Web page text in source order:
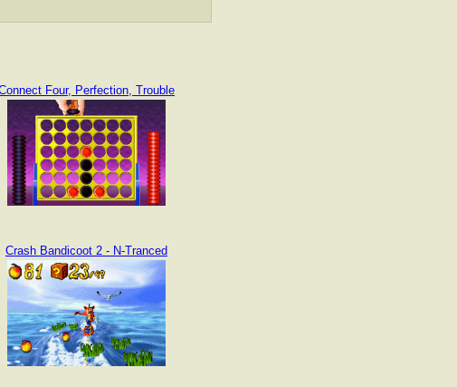
Four, Perfection, Trouble
Crash Bandicoot 2 - N-Tranced